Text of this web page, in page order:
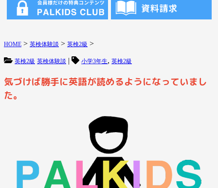
HOME > 英検体験談 > 英検2級 >
英検2級 英検体験談 | 小学3年生, 英検2級
気づけば勝手に英語が読めるようになっていまし
た。